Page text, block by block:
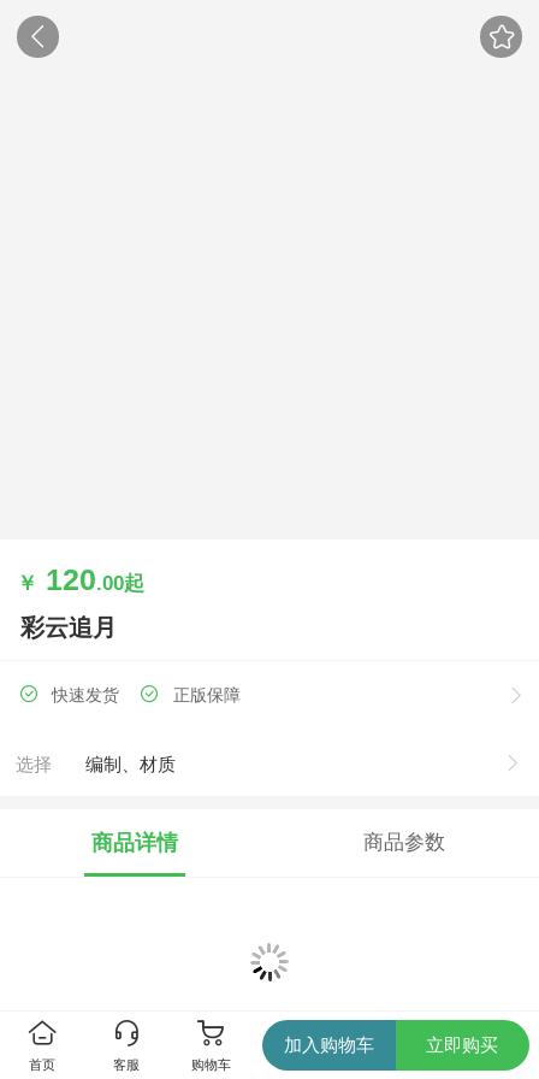
￥ 120.00起
彩云追月
快速发货 正版保障
选择 编制、材质
商品详情 商品参数
— 电子乐谱 —
商品为电子乐谱，请在下单时填写您的邮箱和乐
谱上的落款（您的个人姓名或单位、组织的名称等均
首页 客服 购物车
加入购物车 立即购买